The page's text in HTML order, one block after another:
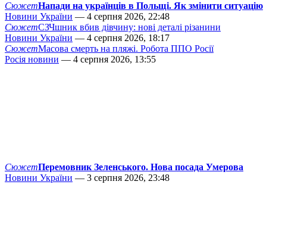
СюжетНапади на українців в Польщі. Як змінити ситуацію
Новини України — 4 серпня 2026, 22:48
СюжетСЗЧшник вбив дівчину: нові деталі різанини
Новини України — 4 серпня 2026, 18:17
СюжетМасова смерть на пляжі. Робота ППО Росії
Росія новини — 4 серпня 2026, 13:55
СюжетПеремовник Зеленського. Нова посада Умерова
Новини України — 3 серпня 2026, 23:48